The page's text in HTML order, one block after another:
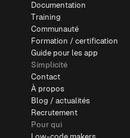
Documentation
Training
Communauté
Formation / certification
Guide pour les app
Simplicité
Contact
À propos
Blog / actualités
Recrutement
Pour qui